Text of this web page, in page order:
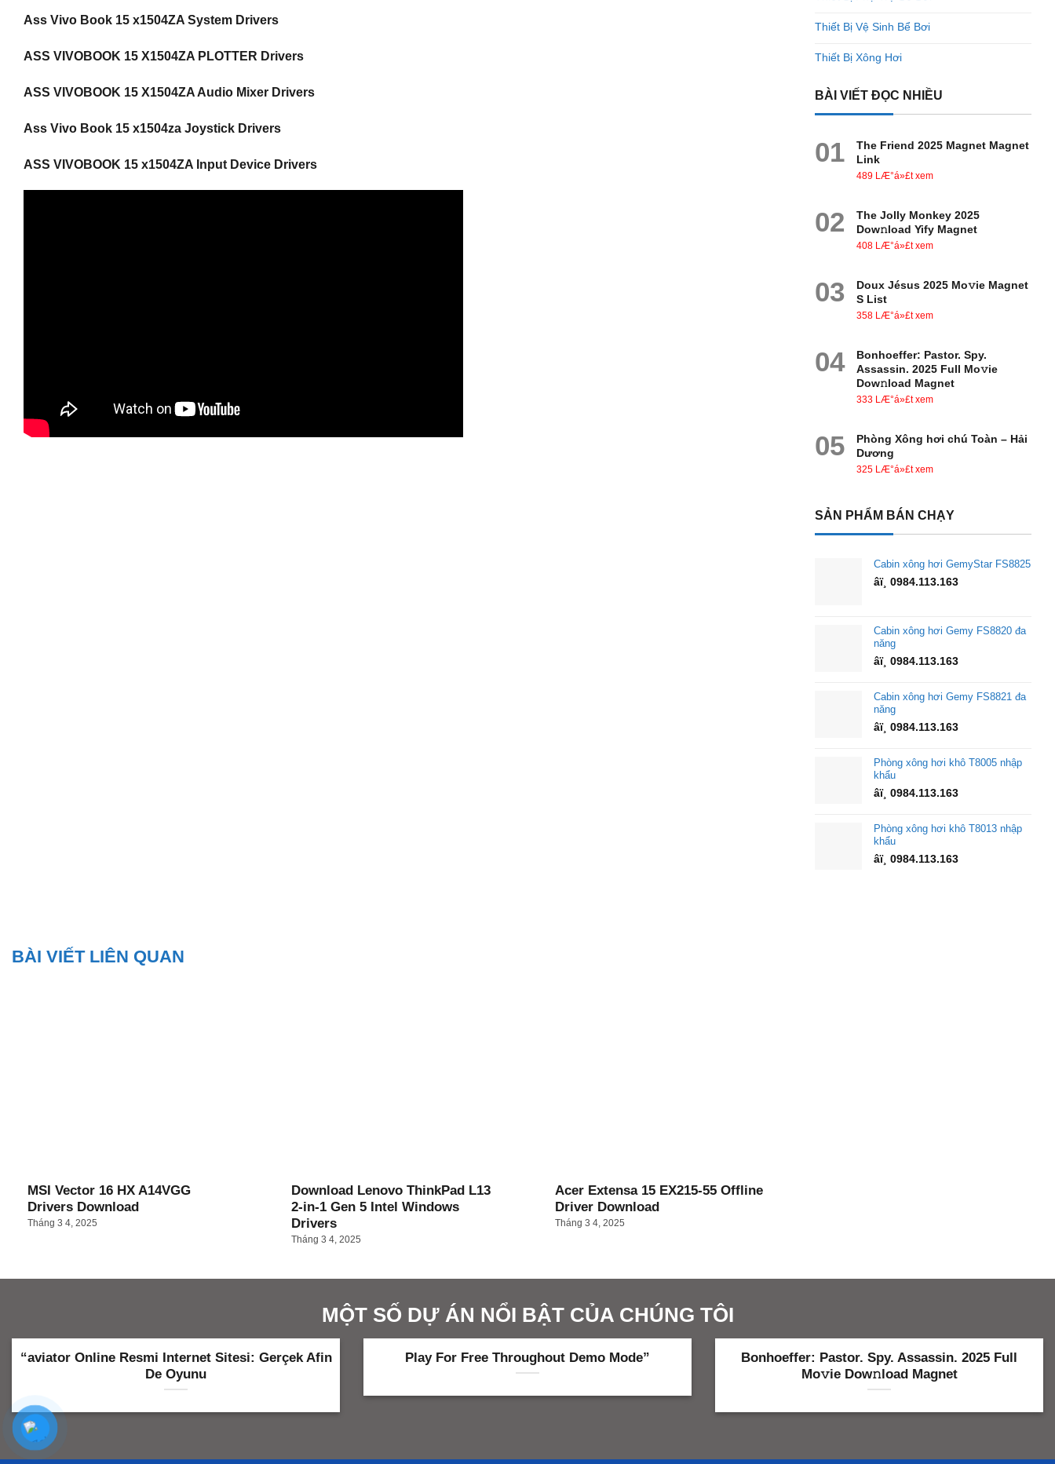
Ass Vivo Book 15 x1504ZA System Drivers
ASS VIVOBOOK 15 X1504ZA PLOTTER Drivers
ASS VIVOBOOK 15 X1504ZA Audio Mixer Drivers
Ass Vivo Book 15 x1504za Joystick Drivers
ASS VIVOBOOK 15 x1504ZA Input Device Drivers
Thiết Bị Vệ Sinh Bể Bơi
Thiết Bị Xông Hơi
BÀI VIẾT ĐỌC NHIỀU
01
The Friend 2025 Magnet Magnet
Link
489 LÆ°á»£t xem
02
The Jolly Monkey 2025
Dow𝚗load Yify Magnet
408 LÆ°á»£t xem
03
Doux Jésus 2025 Mo𝚟ie Magnet
S List
358 LÆ°á»£t xem
04
Bonhoeffer: Pastor. Spy.
Assassin. 2025 Full Mo𝚟ie
Dow𝚗load Magnet
333 LÆ°á»£t xem
05
Phòng Xông hơi chú Toàn – Hải
Dương
325 LÆ°á»£t xem
SẢN PHẨM BÁN CHẠY
Cabin xông hơi GemyStar FS8825
âï¸ 0984.113.163
Cabin xông hơi Gemy FS8820 đa
năng
âï¸ 0984.113.163
Cabin xông hơi Gemy FS8821 đa
năng
âï¸ 0984.113.163
Phòng xông hơi khô T8005 nhập
khẩu
âï¸ 0984.113.163
Phòng xông hơi khô T8013 nhập
khẩu
âï¸ 0984.113.163
BÀI VIẾT LIÊN QUAN
MSI Vector 16 HX A14VGG
Drivers Download
Tháng 3 4, 2025
Download Lenovo ThinkPad L13
2-in-1 Gen 5 Intel Windows
Drivers
Tháng 3 4, 2025
Acer Extensa 15 EX215-55 Offline
Driver Download
Tháng 3 4, 2025
MỘT SỐ DỰ ÁN NỔI BẬT CỦA CHÚNG TÔI
“aviator Online Resmi Internet Sitesi: Gerçek Afin
De Oyunu
Play For Free Throughout Demo Mode”
Bonhoeffer: Pastor. Spy. Assassin. 2025 Full
Mo𝚟ie Dow𝚗load Magnet